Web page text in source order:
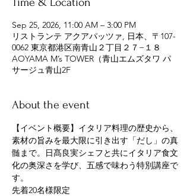
Sep 25, 2026, 11:00 AM – 3:00 PM
リストランテ アクアパッツァ, 日本、〒107-
0062 東京都港区南青山２丁目２７−１８
AOYAMA M’s TOWER（青山エムズタワ パ
サージュ青山2F
About the event
【イベント概要】イタリア料理の歴史から、
素材の旨みを最大限に引き出す「だし」の真
髄まで。日髙良実シェフと共にイタリア食文
化の奥深さを学び、五感で味わう特別講座で
す。
先着20名様限定